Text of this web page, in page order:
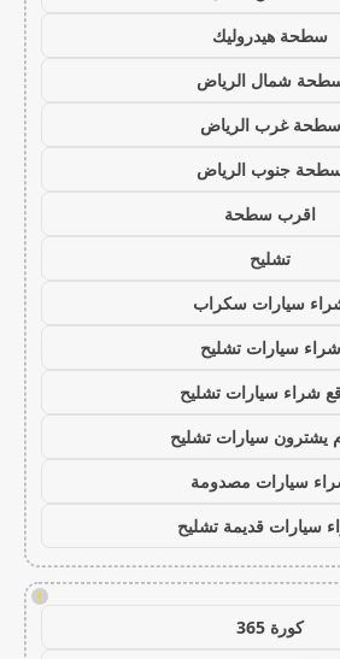
سطحة هيدروليك
شمال الرياض
سطحة غرب الرياض
جنوب الرياض
اقرب سطحة
تشليح
سيارات سكراب
شراء سيارات تشليح
شراء سيارات تشليح
يشترون سيارات تشليح
سيارات مصدومة
سيارات قديمة تشليح
!
كورة 365